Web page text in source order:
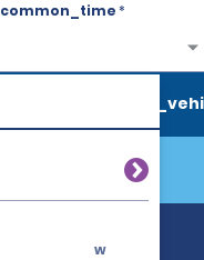
w
common_time*